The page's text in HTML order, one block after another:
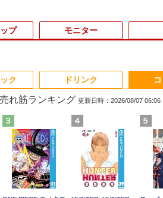
3
DELL Latitude 5590
Core i5 8250U
1.6GHz/8GB/256GB(SSD)/15.6W/FWXGA(1366x768)/
画面シミあり【中古】
￥16,500
4
DELL Latitude 3500
Core i5 8265U
1.6GHz/8GB/256GB(SSD)/
画面キズあり【中古】
HP /
ENVY
5 / グ
￥
プ
3
[VETESA正規販売店]
デスクトップパソコン
PC 一体型 新品
Windows11 27型 Core
￥69,800
4
GMKtec GMK-K8
PLUS-32/1T-
W11Pro(8845HS)
デスク
16GB
グラボ
￥
モニター
ー モニタ
ンチ
フリッカ
ブルー
レア
3
DELL デル デル プロ 23.8 モ
ニター -
E2425HSM(E2425HSM)
￥14,478
4
16インチ モ
レイ モニタ
2.5K
WQXGA 非光
100%sRGB
￥20,940
3
【漫画全巻セット】
【中古】遊戯王［文庫
版］ ＜1〜22巻完結＞
高橋和希
￥9,030
4
【中古】DRAGON
BALL（ドラゴンボー
ル） （完全版） 全34
巻完結（ジャンプコミ
[9月上
[新品]
小さく
(1-8巻
ット [
￥9,900
ク ドリンク
れ筋ランキング 更新日時：2026/08/07 06:06